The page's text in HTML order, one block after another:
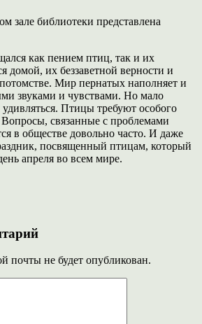
зале библиотеки представлена
как пением птиц, так и их
домой, их беззаветной верности и
Мир пернатых наполняет и
звуками и чувствами. Но мало
Птицы требуют особого
связанные с проблемами
в обществе довольно часто. И даже
посвященный птицам, который
апреля во всем мире.
почты не будет опубликован.